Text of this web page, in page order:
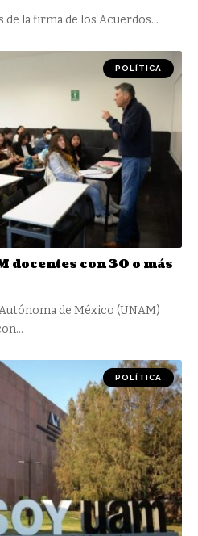
de la firma de los Acuerdos…
POLÍTICA
docentes con 30 o más
de México (UNAM)
…
POLÍTICA